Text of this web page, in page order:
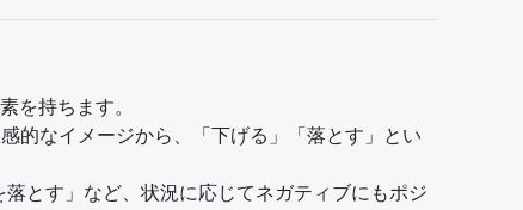
を持ちます。
的なイメージから、「下げる」「落とす」とい
とす」など、状況に応じてネガティブにもポジ